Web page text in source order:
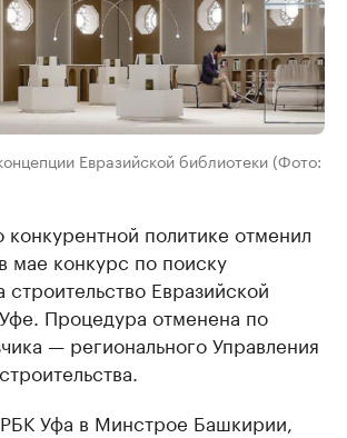
Евразийской библиотеки (Фото:
конкурентной политике отменил
мае конкурс по поиску
строительство Евразийской
Процедура отменена по
— регионального Управления
Уфа в Минстрое Башкирии,